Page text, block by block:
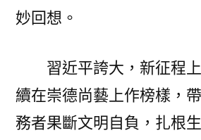
妙回想。
習近平誇大，新征程
續在崇德尚藝上作榜樣，
務者果斷文明自負，扎根